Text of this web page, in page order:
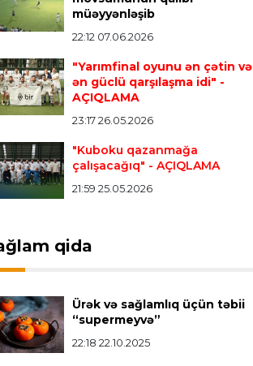
23:18 06.08.2026
tarixinin ən bahalı transferini
P.L. 23:14 06.08.2026
Pato İngiltərə klubunun
olacaq
23:08 06.08.2026
tapdı
voleybolu üzrə ölkə
finalçılar müəyyənləşdi
müəyyənləşib
22:12 07.06.2026
"Yarımfinal oyunu ən çətin və
ən güclü qarşılaşma idi" -
AÇIQLAMA
23:17 26.05.2026
"Kuboku qazanmağa
çalışacağıq" - AÇIQLAMA
21:59 25.05.2026
qida
Ürək və sağlamlıq üçün təbii
“supermeyvə”
22:18 22.10.2025